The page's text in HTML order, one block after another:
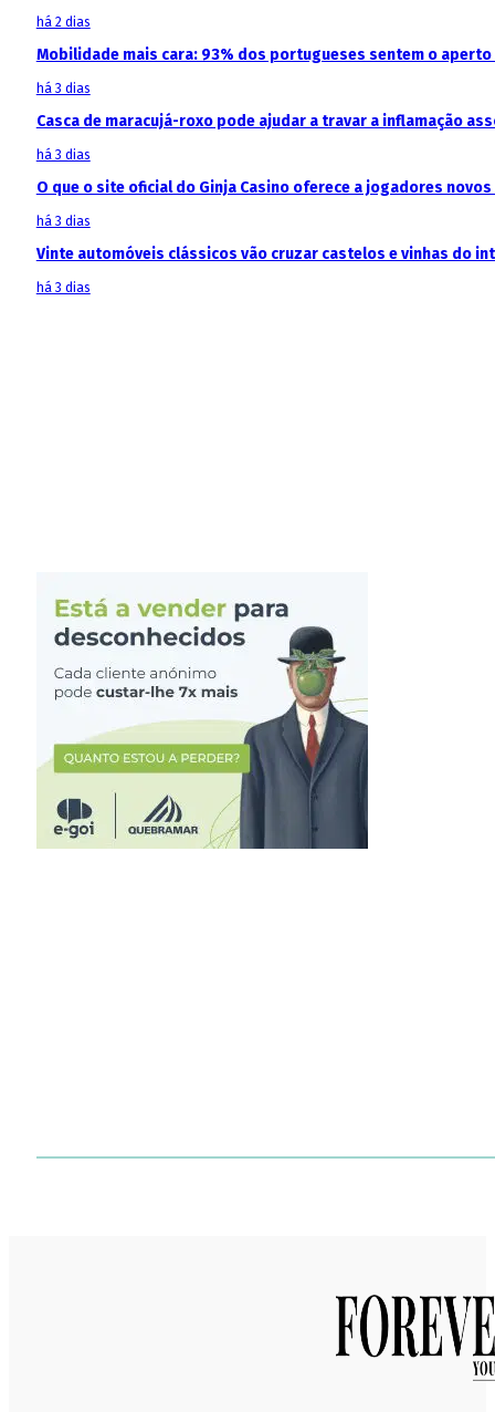
há 2 dias
Mobilidade mais cara: 93% dos portugueses sentem o
há 3 dias
Casca de maracujá-roxo pode ajudar a travar a inflamação
há 3 dias
O que o site oficial do Ginja Casino oferece a jogadores
há 3 dias
Vinte automóveis clássicos vão cruzar castelos e vinhas do
há 3 dias